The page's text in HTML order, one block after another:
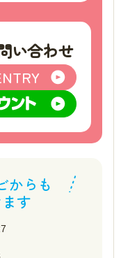
い合わせ
からも
す